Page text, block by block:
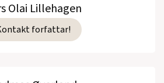
Olai Lillehagen
forfattar!